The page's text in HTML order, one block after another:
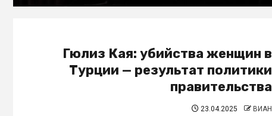
Гюлиз Кая: убийства женщин в
Турции — результат политики
правительства
23.04.2025 ВИАН